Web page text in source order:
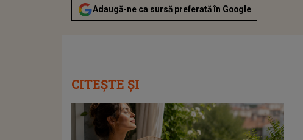
Adaugă-ne ca sursă preferată în Google
CITEȘTE ȘI